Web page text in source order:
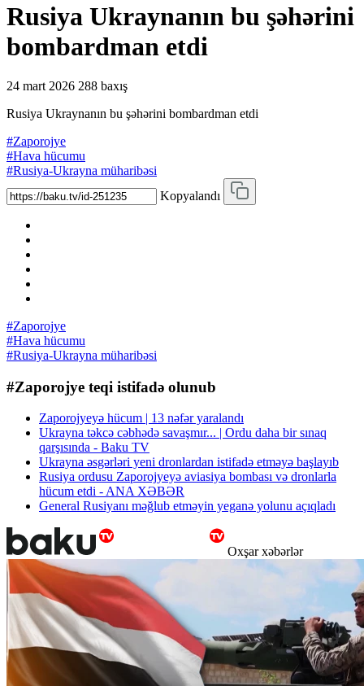
Rusiya Ukraynanın bu şəhərini
bombardman etdi
24 mart 2026 288 baxış
Rusiya Ukraynanın bu şəhərini bombardman etdi
#Zaporojye
#Hava hücumu
#Rusiya-Ukrayna müharibəsi
Kopyalandı
#Zaporojye
#Hava hücumu
#Rusiya-Ukrayna müharibəsi
#Zaporojye teqi istifadə olunub
Zaporojyeyə hücum | 13 nəfər yaralandı
Ukrayna təkcə cəbhədə savaşmır... | Ordu daha bir sınaq
qarşısında - Baku TV
Ukrayna əsgərləri yeni dronlardan istifadə etməyə başlayıb
Rusiya ordusu Zaporojyeyə aviasiya bombası və dronlarla
hücum etdi - ANA XƏBƏR
General Rusiyanı məğlub etməyin yeganə yolunu açıqladı
Oxşar xəbərlər